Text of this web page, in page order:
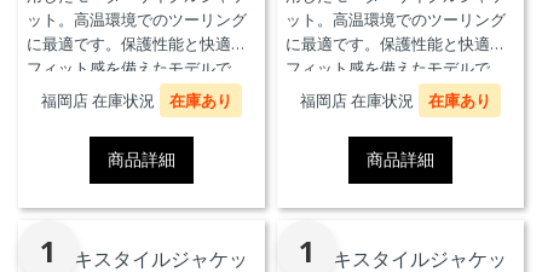
ット。高温環境でのツーリング
に最適です。保護性能と快適な
フィット感を備えたモデルで
す。
福岡店 在庫状況 在庫あり
商品詳細
ット。高温環境でのツーリング
に最適です。保護性能と快適な
フィット感を備えたモデルで
す。
福岡店 在庫状況 在庫あり
商品詳細
1 1